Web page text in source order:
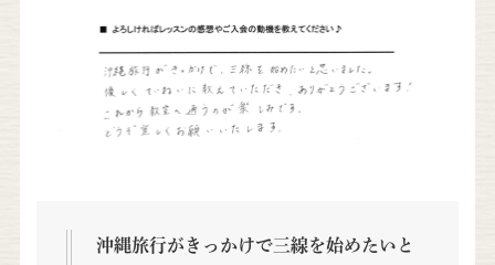
沖縄旅行がきっかけで三線を始めたいと